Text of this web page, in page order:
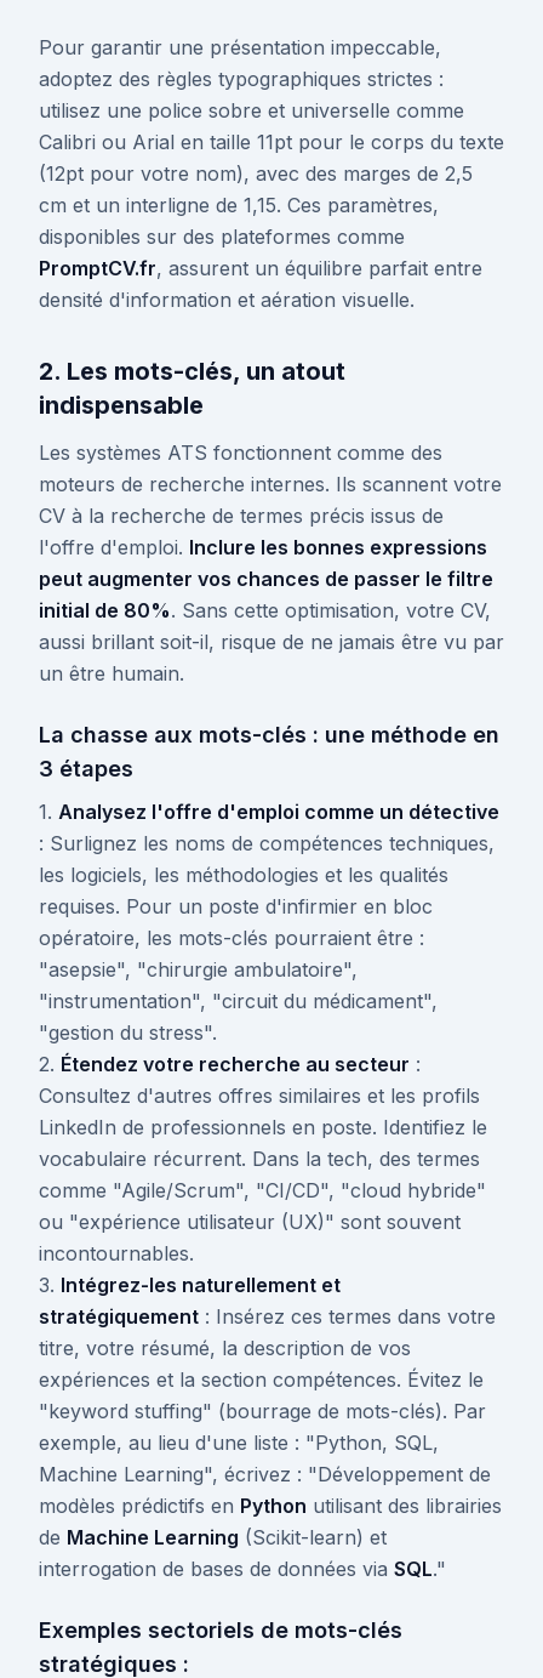
Pour garantir une présentation impeccable,
adoptez des règles typographiques strictes :
utilisez une police sobre et universelle comme
Calibri ou Arial en taille 11pt pour le corps du texte
(12pt pour votre nom), avec des marges de 2,5
cm et un interligne de 1,15. Ces paramètres,
disponibles sur des plateformes comme
PromptCV.fr, assurent un équilibre parfait entre
densité d'information et aération visuelle.
2. Les mots-clés, un atout
indispensable
Les systèmes ATS fonctionnent comme des
moteurs de recherche internes. Ils scannent votre
CV à la recherche de termes précis issus de
l'offre d'emploi. Inclure les bonnes expressions
peut augmenter vos chances de passer le filtre
initial de 80%. Sans cette optimisation, votre CV,
aussi brillant soit-il, risque de ne jamais être vu par
un être humain.
La chasse aux mots-clés : une méthode en
3 étapes
1. Analysez l'offre d'emploi comme un détective
: Surlignez les noms de compétences techniques,
les logiciels, les méthodologies et les qualités
requises. Pour un poste d'infirmier en bloc
opératoire, les mots-clés pourraient être :
"asepsie", "chirurgie ambulatoire",
"instrumentation", "circuit du médicament",
"gestion du stress".
2. Étendez votre recherche au secteur :
Consultez d'autres offres similaires et les profils
LinkedIn de professionnels en poste. Identifiez le
vocabulaire récurrent. Dans la tech, des termes
comme "Agile/Scrum", "CI/CD", "cloud hybride"
ou "expérience utilisateur (UX)" sont souvent
incontournables.
3. Intégrez-les naturellement et
stratégiquement : Insérez ces termes dans votre
titre, votre résumé, la description de vos
expériences et la section compétences. Évitez le
"keyword stuffing" (bourrage de mots-clés). Par
exemple, au lieu d'une liste : "Python, SQL,
Machine Learning", écrivez : "Développement de
modèles prédictifs en Python utilisant des librairies
de Machine Learning (Scikit-learn) et
interrogation de bases de données via SQL."
Exemples sectoriels de mots-clés
stratégiques :